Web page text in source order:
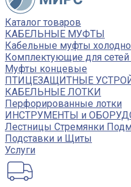
Каталог товаров
КАБЕЛЬНЫЕ МУФТЫ
Кабельные муфты
Комплектующие для
Муфты концевые
ПТИЦЕЗАЩИТНЫЕ
КАБЕЛЬНЫЕ ЛОТКИ
Перфорированные лотки
ИНСТРУМЕНТЫ и
Лестницы Стремянки
Подставки и Щиты
Услуги